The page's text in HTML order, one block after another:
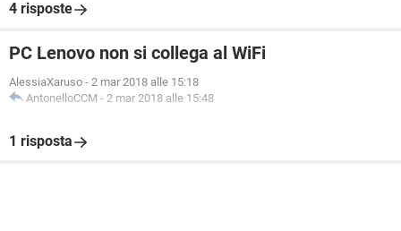
4 risposte
PC Lenovo non si collega al WiFi
AlessiaXaruso - 2 mar 2018 alle 15:18
AntonelloCCM - 2 mar 2018 alle 15:48
1 risposta